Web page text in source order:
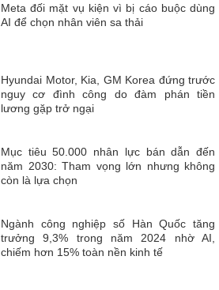
Meta đối mặt vụ kiện vì bị cáo buộc dùng
AI để chọn nhân viên sa thải
Hyundai Motor, Kia, GM Korea đứng trước
nguy cơ đình công do đàm phán tiền
lương gặp trở ngại
Mục tiêu 50.000 nhân lực bán dẫn đến
năm 2030: Tham vọng lớn nhưng không
còn là lựa chọn
Ngành công nghiệp số Hàn Quốc tăng
trưởng 9,3% trong năm 2024 nhờ AI,
chiếm hơn 15% toàn nền kinh tế